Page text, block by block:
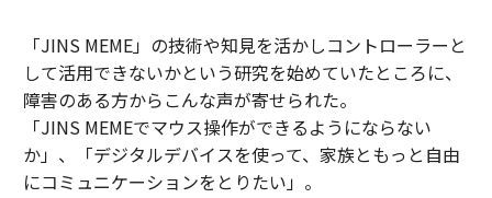
「JINS MEME」の技術や知見を活かしコントローラーと
して活用できないかという研究を始めていたところに、
障害のある方からこんな声が寄せられた。
「JINS MEMEでマウス操作ができるようにならない
か」、「デジタルデバイスを使って、家族ともっと自由
にコミュニケーションをとりたい」。